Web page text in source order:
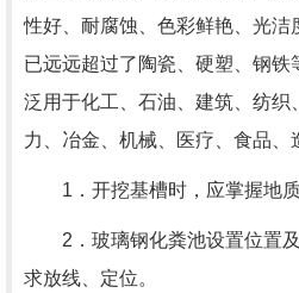
性好、耐腐蚀、色彩鲜艳、光洁
已远远超过了陶瓷、硬塑、钢
泛用于化工、石油、建筑、纺织
力、冶金、机械、医疗、食品、
1．开挖基槽时，应掌握地质
2．玻璃钢化粪池设置位置及
求放线、定位。